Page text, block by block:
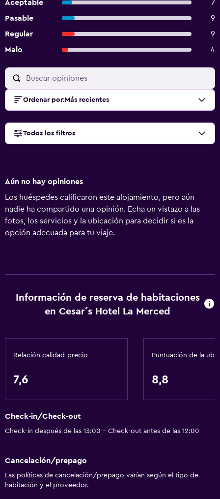
Aceptable
7
Pasable
9
Regular
9
Malo
4
Ordenar por: Más recientes
Todos los filtros
Aún no hay opiniones
Los huéspedes calificaron este alojamiento, pero aún
nadie ha compartido una opinión. Echa un vistazo a las
fotos, los servicios y la ubicación para decidir si es la
opción adecuada para tu viaje.
Información de reserva de habitaciones
en Cesar´s Hotel La Merced
Relación calidad-precio
7,6
Puntuación de la
8,8
Check-in/Check-out
Check-in después de las 13:00 - Check-out antes de las 12:00
Cancelación/prepago
Las políticas de cancelación/prepago varían según el tipo de
habitación y el proveedor.